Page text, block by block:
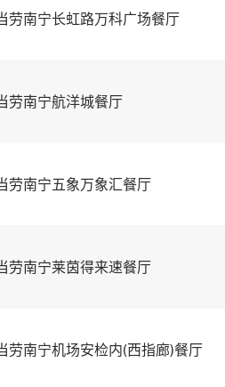
劳南宁长虹路万科广场餐厅
劳南宁航洋城餐厅
劳南宁五象万象汇餐厅
劳南宁莱茵得来速餐厅
劳南宁机场安检内(西指廊)餐厅